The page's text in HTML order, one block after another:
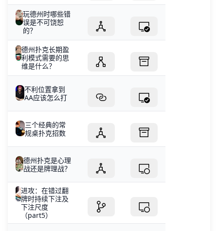
玩德州时哪些错
误是不可饶恕
的？
德州扑克长期盈
利模式需要的思
维是什么？
不利位置拿到
AA应该怎么打
三个经典的常
规桌扑克招数
德州扑克是心理
战还是牌理战？
进攻：在错过翻
牌时持续下注及
下注尺度
（part5）